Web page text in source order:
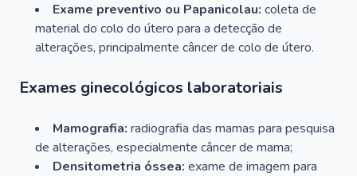
Exame preventivo ou Papanicolau: coleta de
material do colo do útero para a detecção de
alterações, principalmente câncer de colo de útero.
Exames ginecológicos laboratoriais
Mamografia: radiografia das mamas para pesquisa
de alterações, especialmente câncer de mama;
Densitometria óssea: exame de imagem para